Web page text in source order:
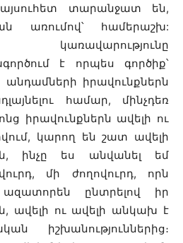
այսուհետ տարանջատ են,
առումով՝ համերաշխ:
կառավարությունը
է որպես գործիք՝
իրավունքներն
համար, մինչդեռ
իրավունքներն ավելի ու
կարող են շատ ավելի
ինչը ես անվանել եմ
մի ժողովուրդ, որն
ընտրելով իր
ավելի ու ավելի անկախ է
իշխանություններից։